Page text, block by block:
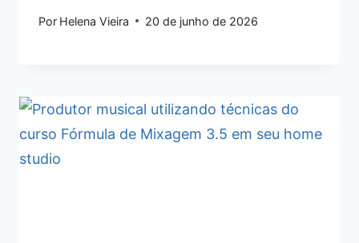
Por Helena Vieira 20 de junho de 2026